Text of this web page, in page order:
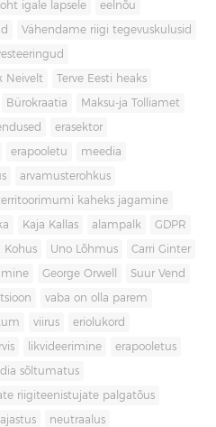
igale lapsele eelnõu
Vähendame riigi tegevuskulusid
Neivelt Terve Eesti heaks
Bürokraatia Maksu-ja Tolliamet
erasektor
erapooletu meedia
arvamusterohkus
kaheks jagamine
Kaja Kallas alampalk GDPR
Kohus Uno Lõhmus Carri Ginter
George Orwell Suur Vend
vaba on olla parem
viirus eriolukord
likvideerimine erapooletus
sõltumatus
riigiteenistujate palgatõus
neutraalus